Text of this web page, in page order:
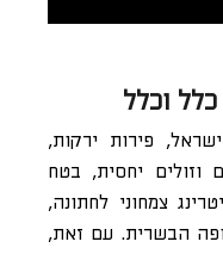
וכלל
פירות ירקות,
וזולים יחסית, בטח
צמחוני לחתונה,
הבשרית. עם זאת,